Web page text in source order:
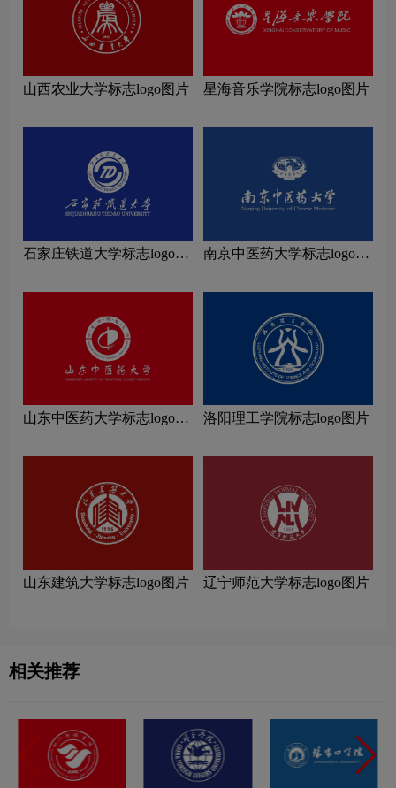
山西农业大学标志logo图片 星海音乐学院标志logo图片
石家庄铁道大学标志logo图
南京中医药大学标志logo图
山东中医药大学标志logo图
洛阳理工学院标志logo图片
山东建筑大学标志logo图片 辽宁师范大学标志logo图片
相关推荐